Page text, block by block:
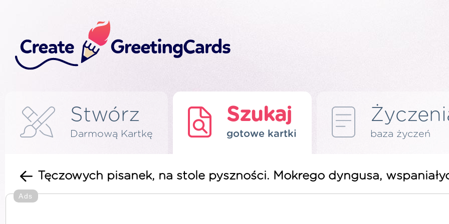
Stwórz
Darmową Kartkę
Szukaj
gotowe kartki baza życzeń
Tęczowych pisanek, na stole pyszności. Mokrego dyngusa,
Ads